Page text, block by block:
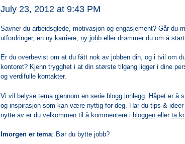
July 23, 2012 at 9:43 PM
Savner du arbeidsglede, motivasjon og engasjement? Går du
utfordringer, en ny karriere, ny jobbeller drømmer du om å
Er du overbevist om at du fått nok av jobben din, og i tvil om
kontoret? Kjenn trygghet i at din største tilgang ligger i dine
og verdifulle kontakter.
Vi vil belyse tema gjennom en serie blogg innlegg. Håpet er å
og inspirasjon som kan være nyttig for deg. Har du tips &
nytte av er du velkommen til å kommentere i bloggeneller ta
Imorgen er tema: Bør du bytte jobb?